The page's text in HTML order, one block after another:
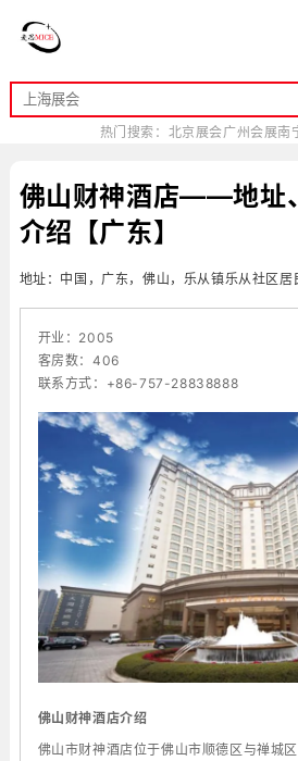
热门搜索： 北京展会广州会展南
佛山财神酒店——地址
介绍【广东】
地址：中国，广东，佛山，乐从镇乐从社区
开业：2005
客房数：406
联系方式：+86-757-28838888
佛山财神酒店介绍
佛山市财神酒店位于佛山市顺德区与禅城